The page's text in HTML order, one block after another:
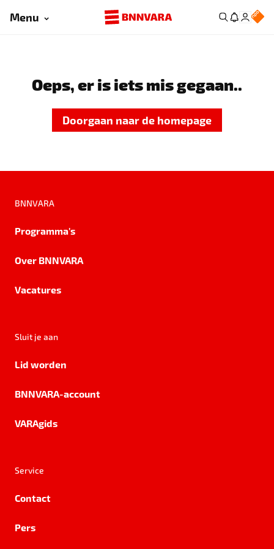
Menu
Oeps, er is iets mis gegaan..
Doorgaan naar de homepage
BNNVARA
Programma's
Over BNNVARA
Vacatures
Sluit je aan
Lid worden
BNNVARA-account
VARAgids
Service
Contact
Pers